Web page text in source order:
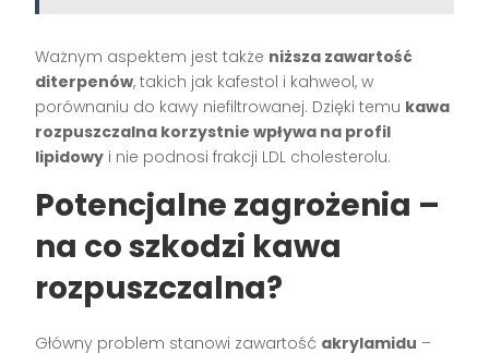
Ważnym aspektem jest także niższa zawartość
diterpenów, takich jak kafestol i kahweol, w
porównaniu do kawy niefiltrowanej. Dzięki temu kawa
rozpuszczalna korzystnie wpływa na profil
lipidowy i nie podnosi frakcji LDL cholesterolu.
Potencjalne zagrożenia –
na co szkodzi kawa
rozpuszczalna?
Główny problem stanowi zawartość akrylamidu –